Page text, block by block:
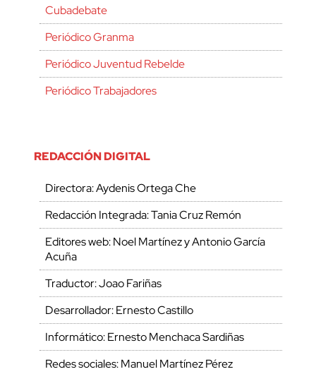
Cubadebate
Periódico Granma
Periódico Juventud Rebelde
Periódico Trabajadores
REDACCIÓN DIGITAL
Directora: Aydenis Ortega Che
Redacción Integrada: Tania Cruz Remón
Editores web: Noel Martínez y Antonio García
Acuña
Traductor: Joao Fariñas
Desarrollador: Ernesto Castillo
Informático: Ernesto Menchaca Sardiñas
Redes sociales: Manuel Martínez Pérez